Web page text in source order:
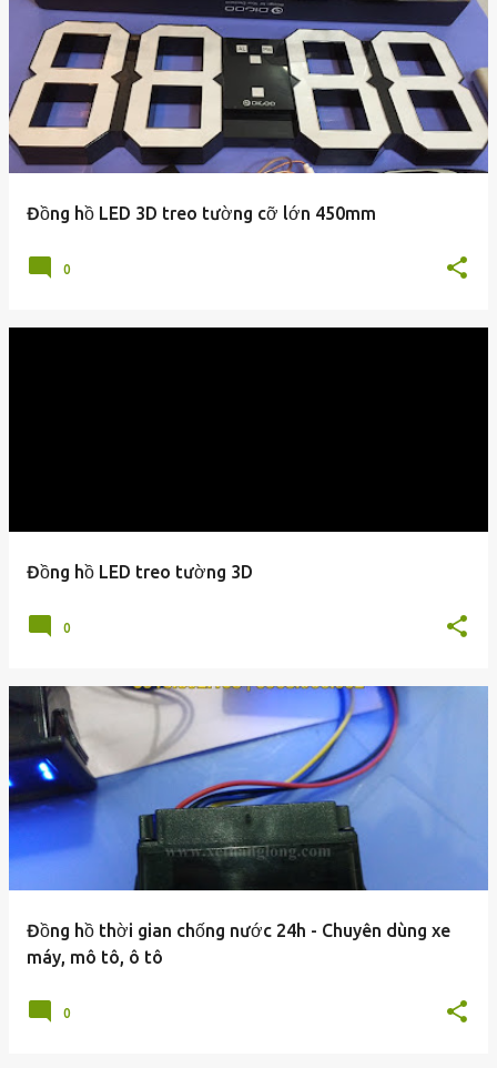
Đồng hồ LED 3D treo tường cỡ lớn 450mm
0
Đồng hồ LED treo tường 3D
0
Đồng hồ thời gian chống nước 24h - Chuyên dùng xe
máy, mô tô, ô tô
0